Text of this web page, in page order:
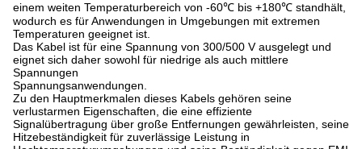
einem weiten Temperaturbereich von -60℃ bis +180℃ standhält,
wodurch es für Anwendungen in Umgebungen mit extremen
Temperaturen geeignet ist.
Das Kabel ist für eine Spannung von 300/500 V ausgelegt und
eignet sich daher sowohl für niedrige als auch mittlere
Spannungen
Spannungsanwendungen.
Zu den Hauptmerkmalen dieses Kabels gehören seine
verlustarmen Eigenschaften, die eine effiziente
Signalübertragung über große Entfernungen gewährleisten, seine
Hitzebeständigkeit für zuverlässige Leistung in